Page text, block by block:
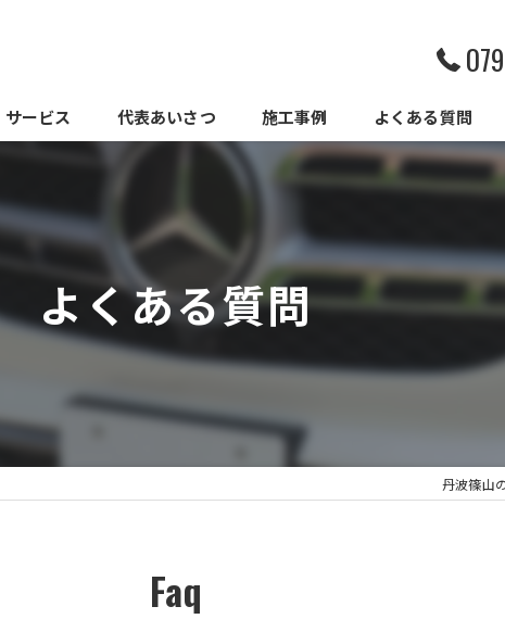
サービス 代表あいさつ 施工事例 よくある質問
よくある質問
丹波篠山
Faq